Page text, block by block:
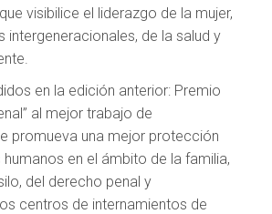
visibilice el liderazgo de la mujer,
intergeneracionales, de la salud y
en la edición anterior: Premio
al mejor trabajo de
promueva una mejor protección
en el ámbito de la familia,
del derecho penal y
centros de internamientos de